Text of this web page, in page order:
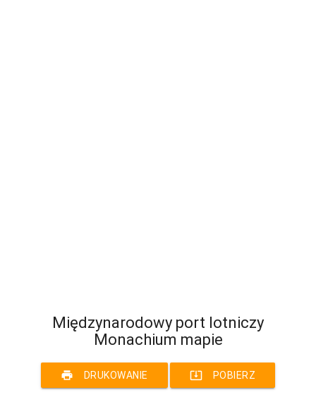
Międzynarodowy port lotniczy
Monachium mapie
print DRUKOWANIE system_update_alt POBIERZ